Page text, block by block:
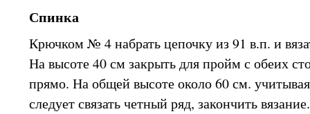
Спинка
Крючком № 4 набрать цепочку из 91 в.п. и
На высоте 40 см закрыть для пройм с обеих
прямо. На общей высоте около 60 см.
следует связать четный ряд, закончить вязание.